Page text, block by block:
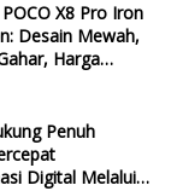
X8 Pro Iron
Desain Mewah,
Harga
Penuh
Digital Melalui